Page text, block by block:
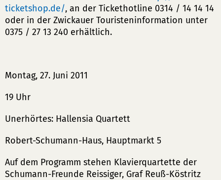
ticketshop.de/, an der Tickethotline 0314 / 14 14 14
oder in der Zwickauer Touristeninformation unter
0375 / 27 13 240 erhältlich.
Montag, 27. Juni 2011
19 Uhr
Unerhörtes: Hallensia Quartett
Robert-Schumann-Haus, Hauptmarkt 5
Auf dem Programm stehen Klavierquartette der
Schumann-Freunde Reissiger, Graf Reuß-Köstritz